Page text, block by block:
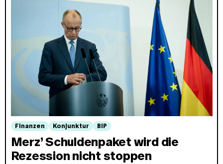
Finanzen Konjunktur BIP
Merz’ Schuldenpaket wird die
Rezession nicht stoppen